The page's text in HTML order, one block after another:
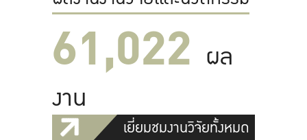
61,022 ผล
งาน
เยี่ยมชมงานวิจัยทั้งหมด